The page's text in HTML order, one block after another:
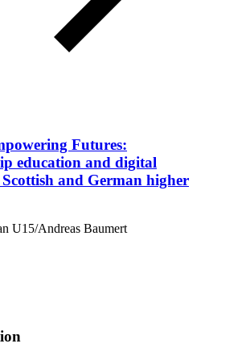
Futures:
education and digital
Scottish and German higher
U15/Andreas Baumert